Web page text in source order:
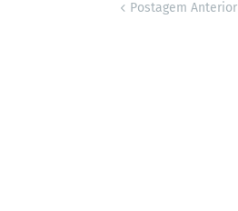
Postagem Anterior